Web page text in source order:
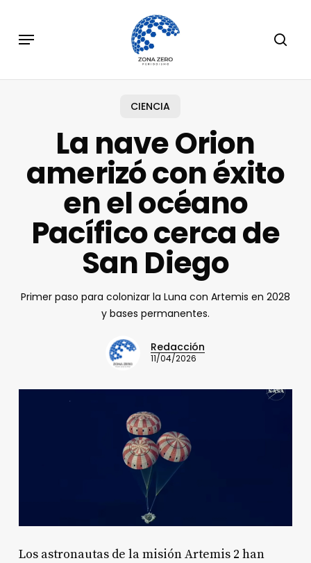
main
Menu
CIENCIA
La nave Orion
amerizó con éxito
en el océano
Pacífico cerca de
San Diego
Primer paso para colonizar la Luna con Artemis en 2028
y bases permanentes.
Redacción
11/04/2026
Los astronautas de la misión Artemis 2 han